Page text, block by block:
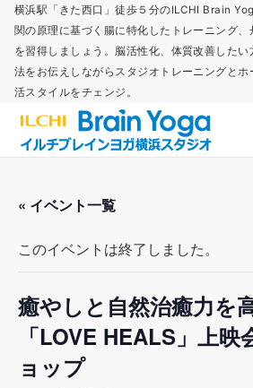
横浜駅「きた西口」徒歩５分のILCHI Brain
関の原理に基づく腸に特化したトレーニング
を習得しましょう。脳活性化、体質改善した
法をお伝えしながらスタジオトレーニングと
活スタイルをチェンジ。
« イベント一覧
このイベントは終了しました。
癒やしと自然治癒力を
「LOVE HEALS」上
ョップ